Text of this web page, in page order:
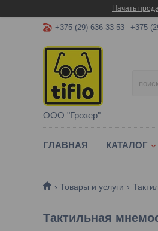
Начать
+375 (29) 636-33-53 +375
ООО "Грозер"
ГЛАВНАЯ КАТАЛОГ
Товары и услуги
Тактильная